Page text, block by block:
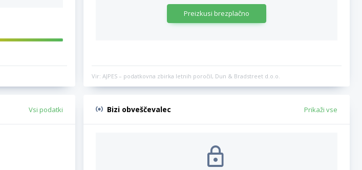
Preizkusi brezplačno
Vir: AJPES – podatkovna zbirka letnih poročil, Dun & Bradstreet d.o.o.
Vsi podatki Bizi obveščevalec Prikaži vse